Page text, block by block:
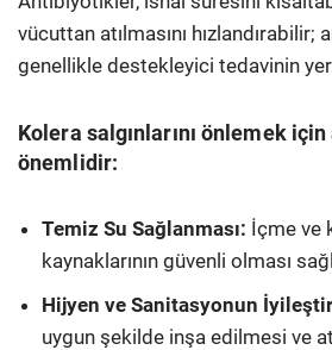
vücuttan atılmasını hızlandırabilir;
genellikle destekleyici tedavinin
Kolera salgınlarını önlemek
önemlidir:​
Temiz Su Sağlanması: İçme ve
kaynaklarının güvenli olması
Hijyen ve Sanitasyonun
uygun şekilde inşa edilmesi ve